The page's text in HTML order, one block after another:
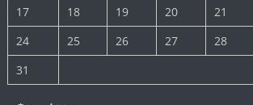
17
18 19 20 21
24
25 26 27 28
31